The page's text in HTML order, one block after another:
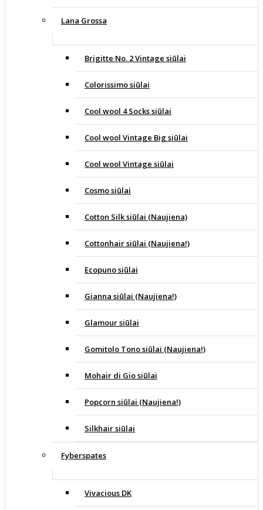
Lana Grossa
Brigitte No. 2 Vintage siūlai
Colorissimo siūlai
Cool wool 4 Socks siūlai
Cool wool Vintage Big siūlai
Cool wool Vintage siūlai
Cosmo siūlai
Cotton Silk siūlai (Naujiena)
Cottonhair siūlai (Naujiena!)
Ecopuno siūlai
Gianna siūlai (Naujiena!)
Glamour siūlai
Gomitolo Tono siūlai (Naujiena!)
Mohair di Gio siūlai
Popcorn siūlai (Naujiena!)
Silkhair siūlai
Fyberspates
Vivacious DK